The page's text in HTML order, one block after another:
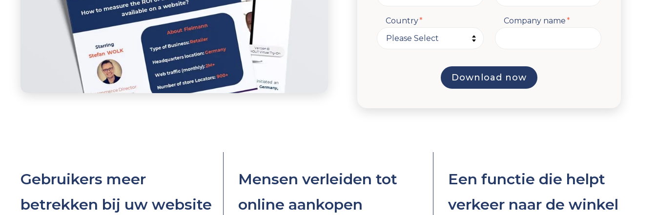
Country* Company name*
Gebruikers meer
betrekken bij uw website
Mensen verleiden tot
online aankopen
Een functie die helpt
verkeer naar de winkel